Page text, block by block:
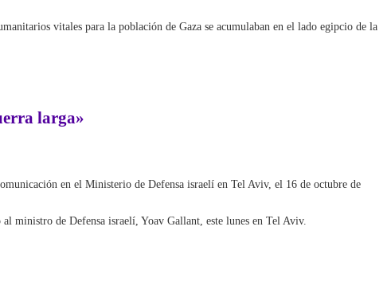
vitales para la población de Gaza se acumulaban en el lado egipcio de la
larga»
en el Ministerio de Defensa israelí en Tel Aviv, el 16 de octubre de
ministro de Defensa israelí, Yoav Gallant, este lunes en Tel Aviv.